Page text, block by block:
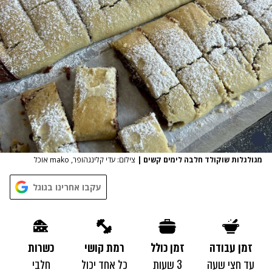
מגולגלות שוקולד חלבה לימים קשים | צילום: עדי קלינגהופר, mako אוכל
עקבו אחרינו בגוגל
זמן עבודה
עד חצי שעה
זמן כולל
3 שעות
רמת קושי
כל אחד יכול
כשרות
חלבי